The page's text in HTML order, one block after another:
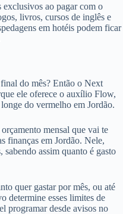
exclusivos ao pagar com o
livros, cursos de inglês e
em hotéis podem ficar
do mês? Então o Next
ele oferece o auxílio Flow,
do vermelho em Jordão.
mensal que vai te
finanças em Jordão. Nele,
sabendo assim quanto é gasto
quer gastar por mês, ou até
determine esses limites de
programar desde avisos no